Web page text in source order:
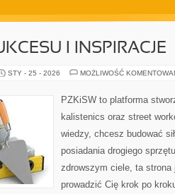
I INSPIRACJE
STY - 25 - 2026 MOŻLIWOŚĆ
PZKiSW to platforma
kalistenics oraz street
wiedzy, chcesz budować
posiadania drogiego
zdrowszym ciele, ta strona
prowadzić Cię krok po